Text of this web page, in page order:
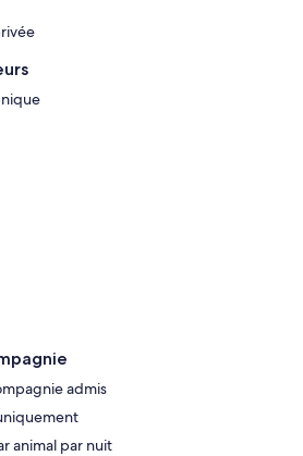
admis
animal par nuit